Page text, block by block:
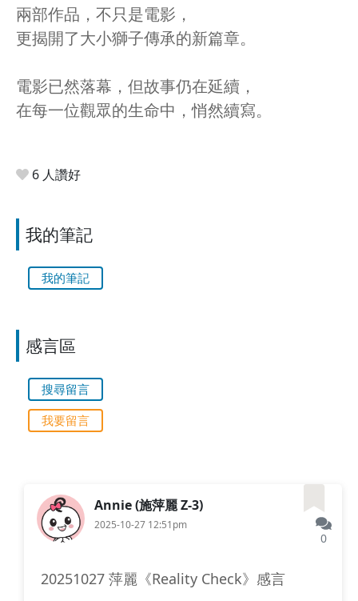
兩部作品，不只是電影，
更揭開了大小獅子傳承的新篇章。
電影已然落幕，但故事仍在延續，
在每一位觀眾的生命中，悄然續寫。
6 人讚好
我的筆記
我的筆記
感言區
搜尋留言
我要留言
Annie (施萍麗 Z-3)
2025-10-27 12:51pm
0
20251027 萍麗《Reality Check》感言